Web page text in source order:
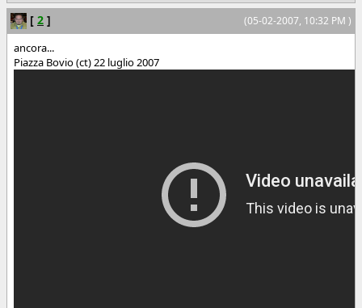
(05-02-2007, 10:32 PM )
[ 2 ]
ancora...
Piazza Bovio (ct) 22 luglio 2007